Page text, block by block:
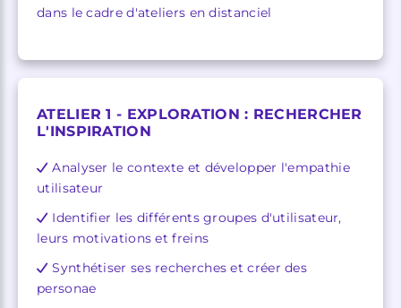
dans le cadre d'ateliers en distanciel
ATELIER 1 - EXPLORATION : RECHERCHER
L'INSPIRATION
Analyser le contexte et développer l'empathie
utilisateur
Identifier les différents groupes d'utilisateur,
leurs motivations et freins
Synthétiser ses recherches et créer des
personae